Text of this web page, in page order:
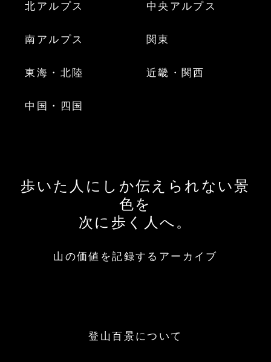
北アルプス 中央アルプス
南アルプス 関東
東海・北陸 近畿・関西
中国・四国
歩いた人にしか伝えられない景
色を
次に歩く人へ。
山の価値を記録するアーカイブ
登山百景について